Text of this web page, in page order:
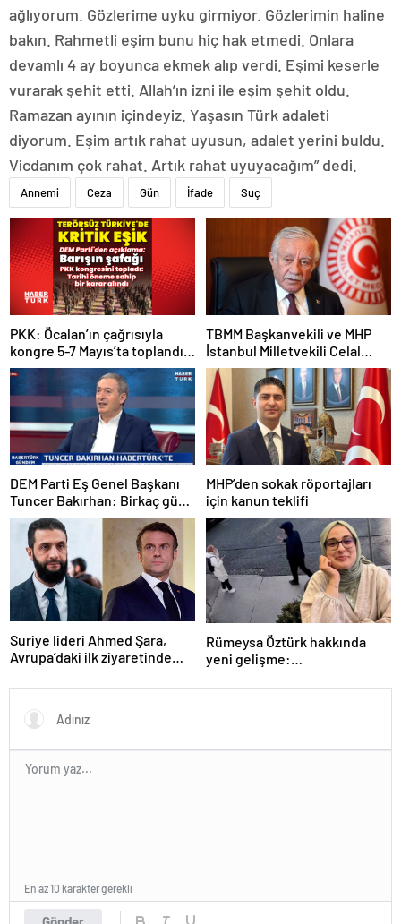
ağlıyorum. Gözlerime uyku girmiyor. Gözlerimin haline
bakın. Rahmetli eşim bunu hiç hak etmedi. Onlara
devamlı 4 ay boyunca ekmek alıp verdi. Eşimi keserle
vurarak şehit etti. Allah’ın izni ile eşim şehit oldu.
Ramazan ayının içindeyiz. Yaşasın Türk adaleti
diyorum. Eşim artık rahat uyusun, adalet yerini buldu.
Vicdanım çok rahat. Artık rahat uyuyacağım” dedi.
Annemi Ceza Gün İfade Suç
PKK: Öcalan’ın çağrısıyla
kongre 5-7 Mayıs’ta toplandı!
Tarihi bir karar alındı!
TBMM Başkanvekili ve MHP
İstanbul Milletvekili Celal
Adan: Kan ve kin devri
kapanmıştır
DEM Parti Eş Genel Başkanı
Tuncer Bakırhan: Birkaç gün
içerisinde kongre kararları
açıklanacak
MHP’den sokak röportajları
için kanun teklifi
Suriye lideri Ahmed Şara,
Avrupa’daki ilk ziyaretinde
Rümeysa Öztürk hakkında
yeni gelişme:
geciktirilmemesini istedi
En az 10 karakter gerekli